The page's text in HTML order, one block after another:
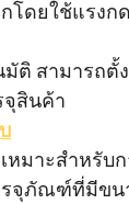
โดยใช้แรงก
ติ สามารถตั้
จุสินค้า
หมาะสำหรั
รจุภัณฑ์ที่มีข